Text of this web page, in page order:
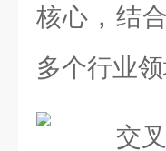
核心，结
多个行业领